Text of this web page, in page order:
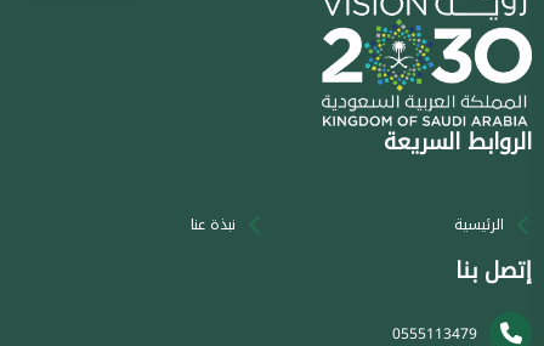
الروابط السريعة
الرئيسية نبذة عنا
إتصل بنا
0555113479